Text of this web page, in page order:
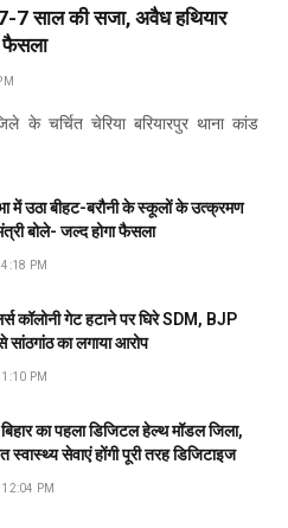
7-7 साल की सजा, अवैध हथियार
फैसला
चर्चित चेरिया बरियारपुर थाना कांड
में उठा बीहट-बरौनी के स्कूलों के उत्क्रमण
मंत्री बोले- जल्द होगा फैसला
PM
कॉलोनी गेट हटाने पर घिरे SDM, BJP
सांठगांठ का लगाया आरोप
PM
का पहला डिजिटल हेल्थ मॉडल जिला,
सेवाएं होंगी पूरी तरह डिजिटाइज
PM